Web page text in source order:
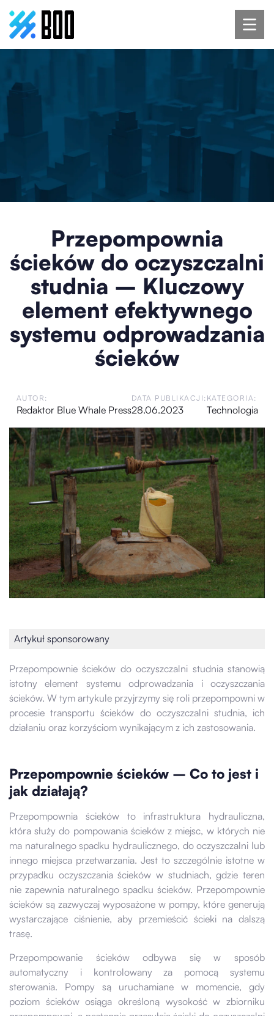
Przepompownia
ścieków do oczyszczalni
studnia – Kluczowy
element efektywnego
systemu odprowadzania
ścieków
AUTOR:
Redaktor Blue Whale Press
DATA PUBLIKACJI:
28.06.2023
KATEGORIA:
Technologia
Artykuł sponsorowany
Przepompownie ścieków do oczyszczalni studnia stanowią
istotny element systemu odprowadzania i oczyszczania
ścieków. W tym artykule przyjrzymy się roli przepompowni w
procesie transportu ścieków do oczyszczalni studnia, ich
działaniu oraz korzyściom wynikającym z ich zastosowania.
Przepompownie ścieków – Co to jest i
jak działają?
Przepompownia ścieków to infrastruktura hydrauliczna,
która służy do pompowania ścieków z miejsc, w których nie
ma naturalnego spadku hydraulicznego, do oczyszczalni lub
innego miejsca przetwarzania. Jest to szczególnie istotne w
przypadku oczyszczania ścieków w studniach, gdzie teren
nie zapewnia naturalnego spadku ścieków. Przepompownie
ścieków są zazwyczaj wyposażone w pompy, które generują
wystarczające ciśnienie, aby przemieścić ścieki na dalszą
trasę.
Przepompowanie ścieków odbywa się w sposób
automatyczny i kontrolowany za pomocą systemu
sterowania. Pompy są uruchamiane w momencie, gdy
poziom ścieków osiąga określoną wysokość w zbiorniku